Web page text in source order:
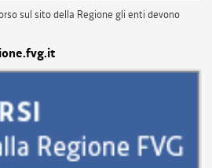
sul sito della Regione gli enti devono